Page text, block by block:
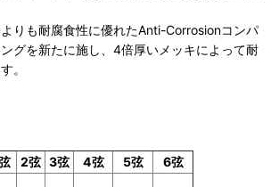
りも耐腐食性に優れたAnti-Corrosionコンパ
グを新たに施し、4倍厚いメッキによって耐
。
2弦 3弦 4弦 5弦
6弦